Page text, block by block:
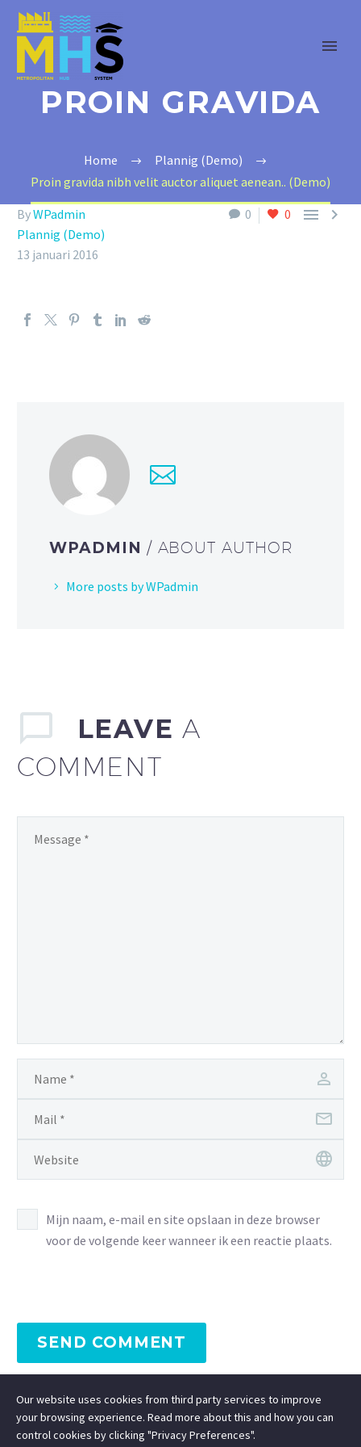
PROIN GRAVIDA
Home
Plannig (Demo)
Proin gravida nibh velit auctor aliquet aenean.. (Demo)
0
0  
ByWPadmin
Plannig (Demo)
13 januari 2016
WPADMIN / ABOUT AUTHOR
More posts by WPadmin
LEAVEA
COMMENT
Mijn naam, e-mail en site opslaan in deze browser
voor de volgende keer wanneer ik een reactie plaats.
SEND COMMENT
Our website uses cookies from third party services to improve
your browsing experience. Read more about this and how you can
control cookies by clicking "Privacy Preferences".